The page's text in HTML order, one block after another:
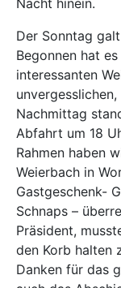
Nacht hinein.
Der Sonntag
Begonnen hat
interessanten
Nachmittag
Abfahrt um 18
Rahmen haben
Weierbach in
Gastgeschenk-
Schnaps –
Präsident,
den Korb halten
Danken für das